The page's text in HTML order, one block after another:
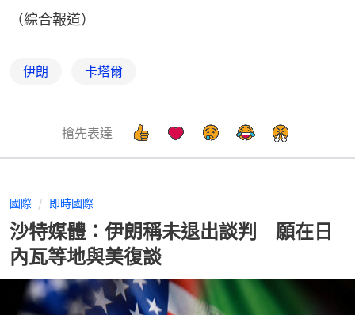
（綜合報道）
伊朗 卡塔爾
搶先表達
國際 即時國際
沙特媒體：伊朗稱未退出談判 願在日
內瓦等地與美復談